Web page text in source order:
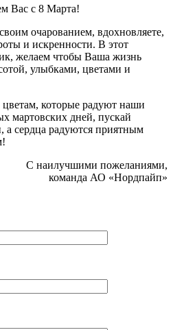
Вас с 8 Марта!
очарованием, вдохновляете,
и искренности. В этот
желаем чтобы Ваша жизнь
улыбками, цветами и
которые радуют наши
мартовских дней, пускай
сердца радуются приятным
С наилучшими пожеланиями,
команда АО «Нордпайп»